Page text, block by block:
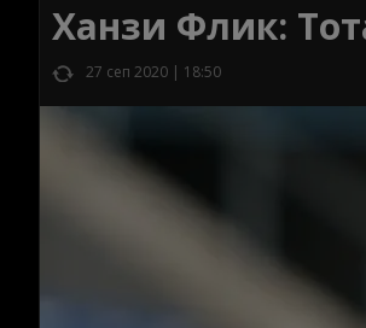
Ханзи Флик:
27 сеп 2020 | 18:50